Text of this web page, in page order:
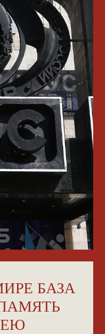
БАЗА